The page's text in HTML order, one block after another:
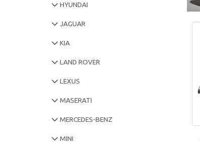
HYUNDAI
JAGUAR
KIA
LAND ROVER
LEXUS
MASERATI
MERCEDES-BENZ
MINI